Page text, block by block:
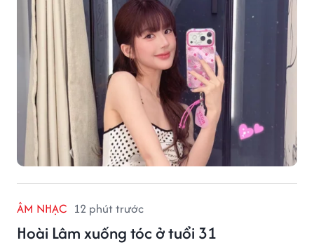
ÂM NHẠC 12 phút trước
Hoài Lâm xuống tóc ở tuổi 31